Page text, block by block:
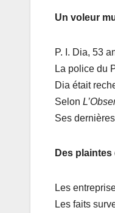
Un voleur
P. I. Dia, 53
La police du
Dia était
Selon
Ses
Des
Les
Les faits